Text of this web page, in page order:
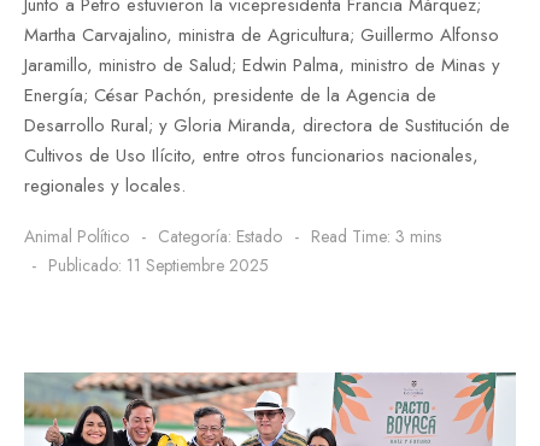
Martha Carvajalino, ministra de Agricultura; Guillermo Alfonso
Jaramillo, ministro de Salud; Edwin Palma, ministro de Minas y
Energía; César Pachón, presidente de la Agencia de
Desarrollo Rural; y Gloria Miranda, directora de Sustitución de
Cultivos de Uso Ilícito, entre otros funcionarios nacionales,
regionales y locales.
Animal Político Categoría: Estado
Read Time: 3 mins
Publicado: 11 Septiembre 2025